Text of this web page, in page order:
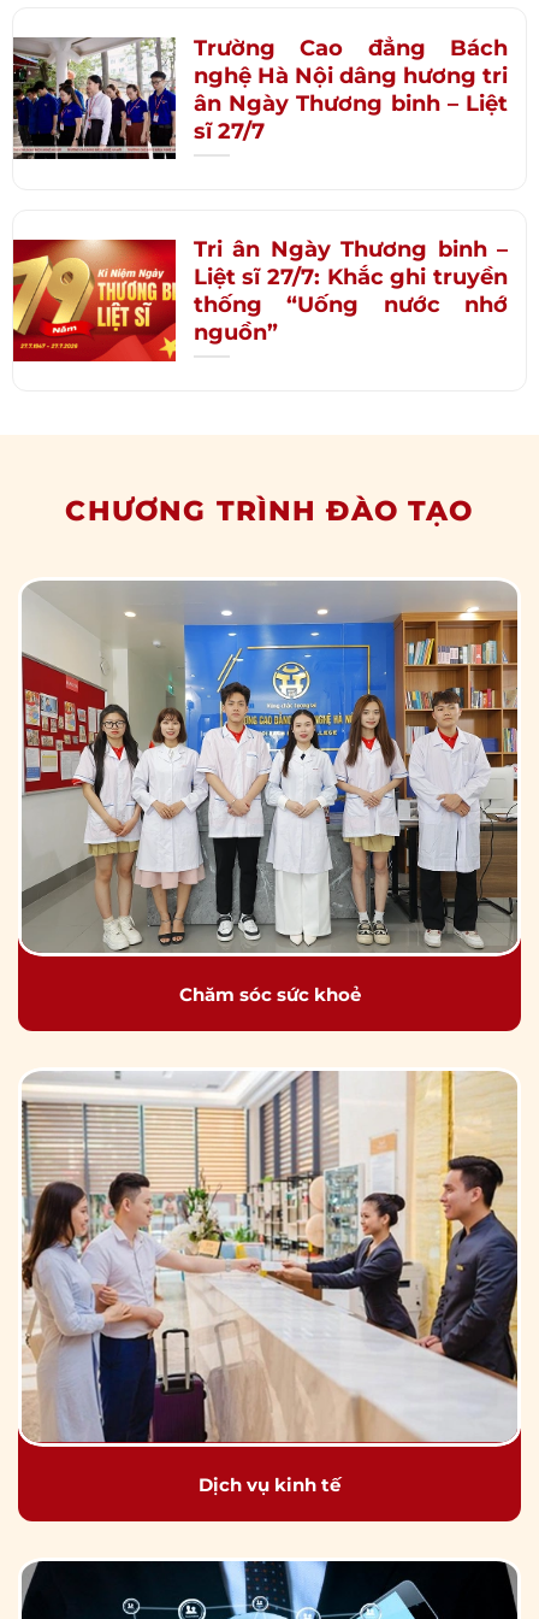
Trường Cao đẳng Bách
nghệ Hà Nội dâng hương tri
ân Ngày Thương binh – Liệt
sĩ 27/7
Tri ân Ngày Thương binh –
Liệt sĩ 27/7: Khắc ghi truyền
thống “Uống nước nhớ
nguồn”
CHƯƠNG TRÌNH ĐÀO TẠO
Chăm sóc sức khoẻ
Dịch vụ kinh tế